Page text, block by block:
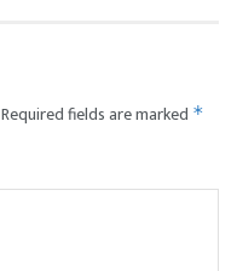
Required fields are marked *